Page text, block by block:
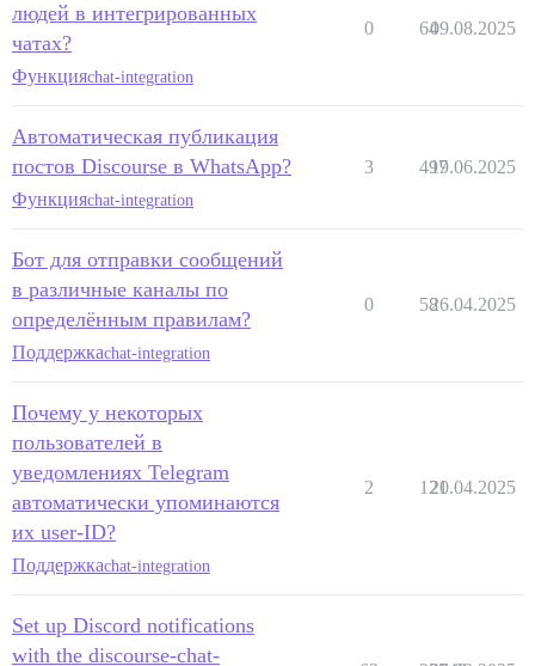
людей в интегрированных
чатах?
Функцияchat-integration
0 6409.08.2025
Автоматическая публикация
постов Discourse в WhatsApp?
Функцияchat-integration
3 497
19.06.2025
Бот для отправки сообщений
в различные каналы по
определённым правилам?
Поддержкаchat-integration
0 5826.04.2025
Почему у некоторых
пользователей в
уведомлениях Telegram
автоматически упоминаются
их user-ID?
Поддержкаchat-integration
2 121
20.04.2025
Set up Discord notifications
with the discourse-chat-